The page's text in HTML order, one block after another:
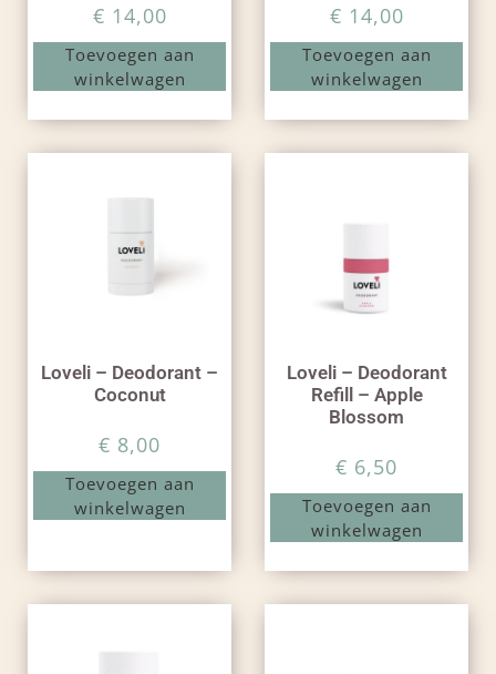
€ 14,00
Toevoegen aan
winkelwagen
€ 14,00
Toevoegen aan
winkelwagen
Loveli – Deodorant –
Coconut
€ 8,00
Toevoegen aan
winkelwagen
Loveli – Deodorant
Refill – Apple
Blossom
€ 6,50
Toevoegen aan
winkelwagen